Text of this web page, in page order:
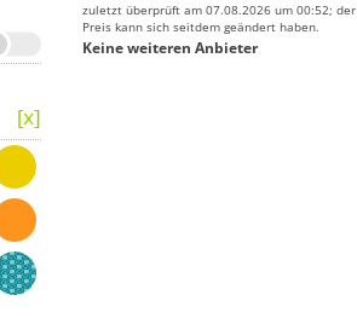
zuletzt überprüft am 07.08.2026 um 00:52; der
Preis kann sich seitdem geändert haben.
Keine weiteren Anbieter